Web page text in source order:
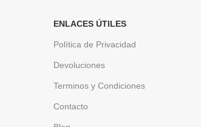
ENLACES ÚTILES
Política de Privacidad
Devoluciones
Terminos y Condiciones
Contacto